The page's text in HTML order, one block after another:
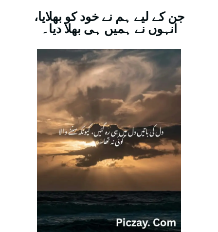
جن کے لیے ہم نے خود کو بھلایا،
انہوں نے ہمیں ہی بھلا دیا۔